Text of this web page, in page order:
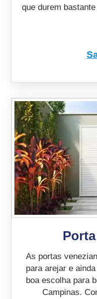
que durem
As portas
para arejar e
boa escolha para
Campinas.